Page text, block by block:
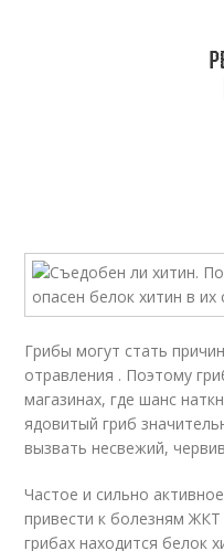
Грибы могут стать
отравления . Поэтому
магазинах, где шанс
ядовитый гриб
вызвать несвежий,
Частое и сильно
привести к болезням
грибах находится белок